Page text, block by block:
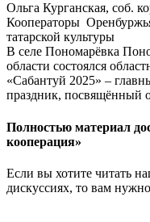
Ольга Курганская, соб.
Кооператоры
татарской культуры
В селе Пономарёвка
области состоялся
«Сабантуй 2025» –
праздник, посвящённый
Полностью материал
кооперация»
Если вы хотите читать
дискуссиях, то вам